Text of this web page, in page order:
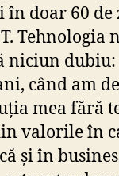
doar 60 de
Tehnologia
niciun
când am
mea fără
valorile în
și în